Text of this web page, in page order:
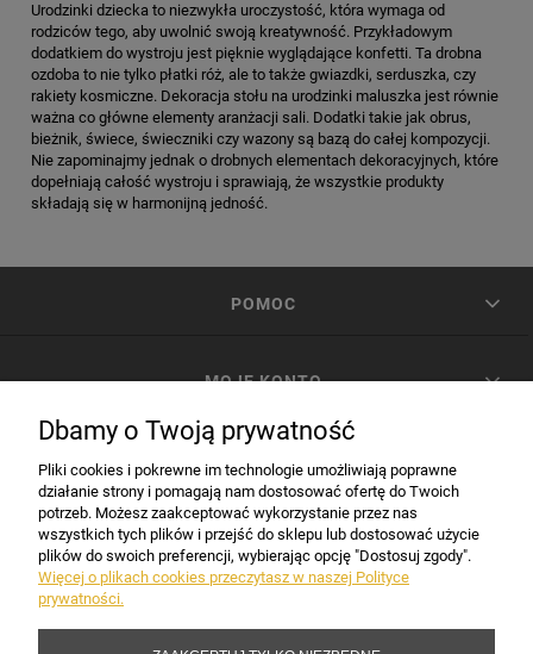
Urodzinki dziecka to niezwykła uroczystość, która wymaga od
rodziców tego, aby uwolnić swoją kreatywność. Przykładowym
dodatkiem do wystroju jest pięknie wyglądające konfetti. Ta drobna
ozdoba to nie tylko płatki róż, ale to także gwiazdki, serduszka, czy
rakiety kosmiczne. Dekoracja stołu na urodzinki maluszka jest równie
ważna co główne elementy aranżacji sali. Dodatki takie jak obrus,
bieżnik, świece, świeczniki czy wazony są bazą do całej kompozycji.
Nie zapominajmy jednak o drobnych elementach dekoracyjnych, które
dopełniają całość wystroju i sprawiają, że wszystkie produkty
składają się w harmonijną jedność.
POMOC
MOJE KONTO
INFORMACJE
Dbamy o Twoją prywatność
Pliki cookies i pokrewne im technologie umożliwiają poprawne
działanie strony i pomagają nam dostosować ofertę do Twoich
potrzeb. Możesz zaakceptować wykorzystanie przez nas
wszystkich tych plików i przejść do sklepu lub dostosować użycie
plików do swoich preferencji, wybierając opcję "Dostosuj zgody".
Więcej o plikach cookies przeczytasz w naszej Polityce
prywatności.